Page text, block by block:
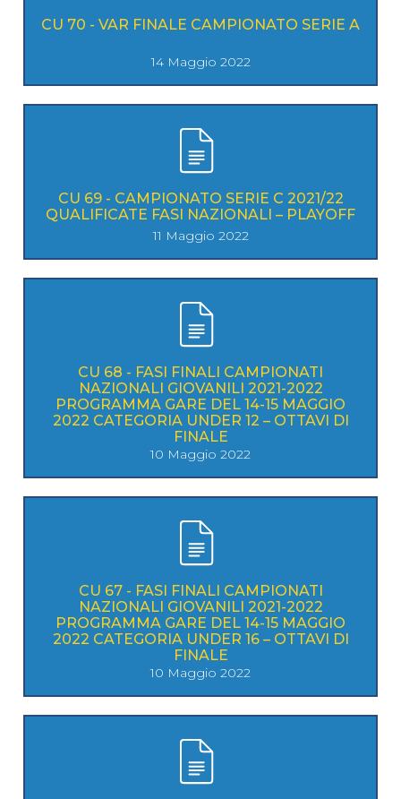
CU 70 - VAR FINALE CAMPIONATO SERIE A
14 Maggio 2022
CU 69 - CAMPIONATO SERIE C 2021/22
QUALIFICATE FASI NAZIONALI – PLAYOFF
11 Maggio 2022
CU 68 - FASI FINALI CAMPIONATI
NAZIONALI GIOVANILI 2021-2022
PROGRAMMA GARE DEL 14-15 MAGGIO
2022 CATEGORIA UNDER 12 – OTTAVI DI
FINALE
10 Maggio 2022
CU 67 - FASI FINALI CAMPIONATI
NAZIONALI GIOVANILI 2021-2022
PROGRAMMA GARE DEL 14-15 MAGGIO
2022 CATEGORIA UNDER 16 – OTTAVI DI
FINALE
10 Maggio 2022